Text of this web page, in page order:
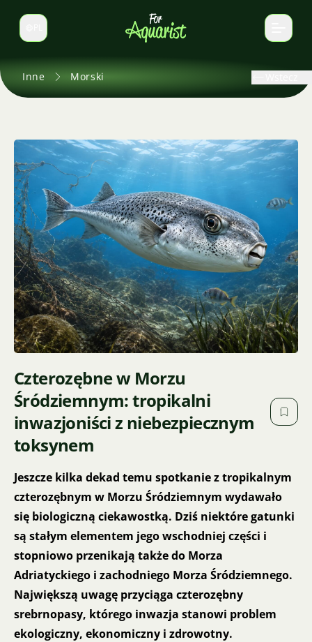
Zmień język
Inne Morski
Czterozębne w Morzu
Śródziemnym: tropikalni
inwazjoniści z niebezpiecznym
toksynem
Jeszcze kilka dekad temu spotkanie z tropikalnym
czterozębnym w Morzu Śródziemnym wydawało
się biologiczną ciekawostką. Dziś niektóre gatunki
są stałym elementem jego wschodniej części i
stopniowo przenikają także do Morza
Adriatyckiego i zachodniego Morza Śródziemnego.
Największą uwagę przyciąga czterozębny
srebrnopasy, którego inwazja stanowi problem
ekologiczny, ekonomiczny i zdrowotny.